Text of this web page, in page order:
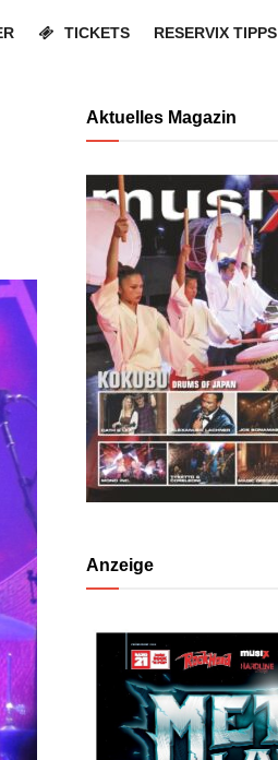
TICKETS RESERVIX TIPPS
Aktuelles Magazin
Anzeige